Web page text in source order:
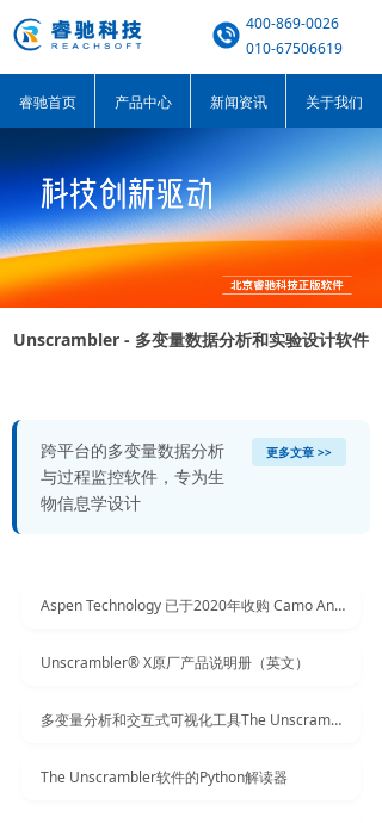
400-869-0026
010-67506619
睿驰首页 产品中心 新闻资讯 关于我们
Unscrambler - 多变量数据分析和实验设计软件
跨平台的多变量数据分析
与过程监控软件，专为生
物信息学设计
更多文章 >>
Aspen Technology 已于2020年收购 Camo Analytics旗下The Unscrambler X 软件
Unscrambler® X原厂产品说明册（英文）
多变量分析和交互式可视化工具The Unscrambler X
The Unscrambler软件的Python解读器